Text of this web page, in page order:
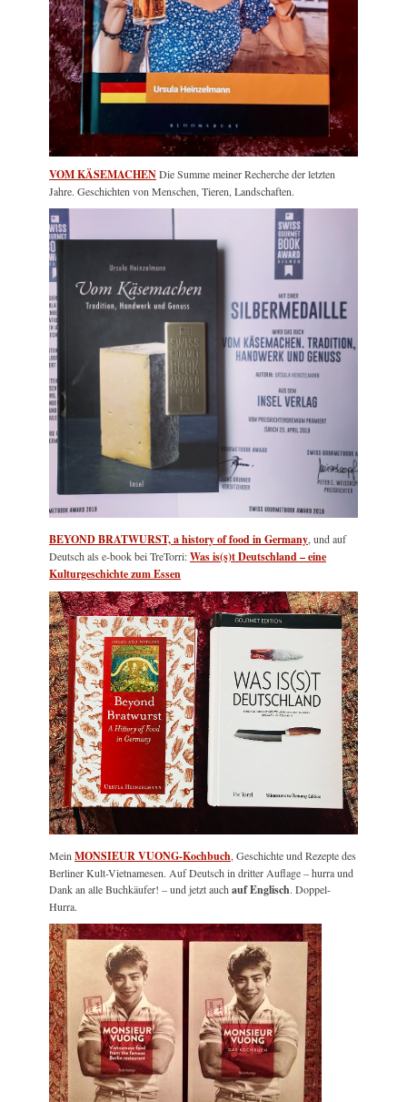
VOM KÄSEMACHENDie Summe meiner Recherche der letzten
Jahre. Geschichten von Menschen, Tieren, Landschaften.
BEYOND BRATWURST, a history of food in Germany, und auf
Deutsch als e-book bei TreTorri:Was is(s)t Deutschland – eine
Kulturgeschichte zum Essen
MeinMONSIEUR VUONG-Kochbuch, Geschichte und Rezepte des
Berliner Kult-Vietnamesen. Auf Deutsch in dritter Auflage – hurra und
Dank an alle Buchkäufer! – und jetzt auchauf Englisch. Doppel-
Hurra.